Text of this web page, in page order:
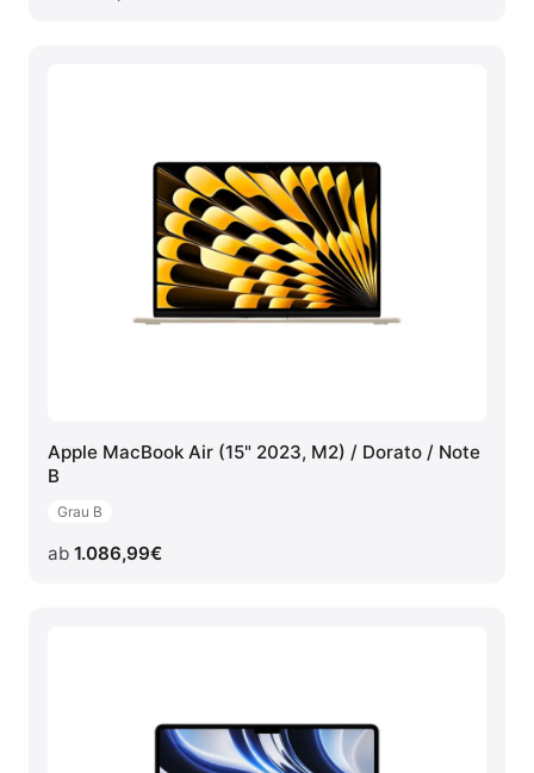
Apple MacBook Air (15" 2023, M2) / Dorato / Note
B
Grau B
ab 1.086,99€